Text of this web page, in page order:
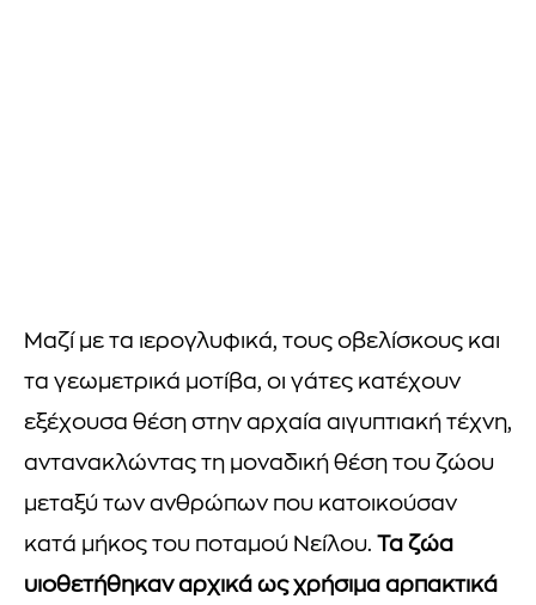
Μαζί με τα ιερογλυφικά, τους οβελίσκους και
τα γεωμετρικά μοτίβα, οι γάτες κατέχουν
εξέχουσα θέση στην αρχαία αιγυπτιακή τέχνη,
αντανακλώντας τη μοναδική θέση του ζώου
μεταξύ των ανθρώπων που κατοικούσαν
κατά μήκος του ποταμού Νείλου. Τα ζώα
υιοθετήθηκαν αρχικά ως χρήσιμα αρπακτικά